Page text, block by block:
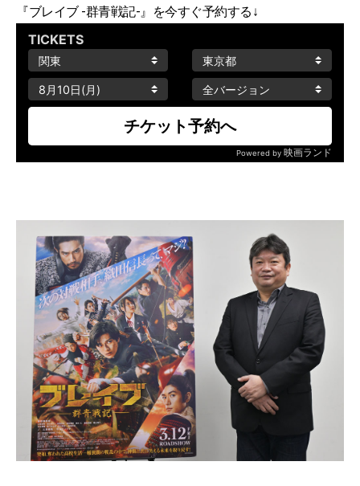
『ブレイブ -群青戦記-』を今すぐ予約する↓